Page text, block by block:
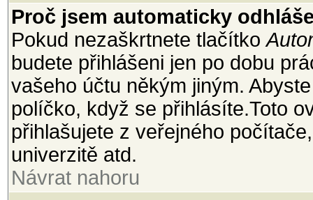
Proč jsem automaticky
Pokud nezaškrtnete tlačítko
budete přihlášeni jen po dobu
vašeho účtu někým jiným.
políčko, když se přihlásíte.Toto
přihlašujete z veřejného
univerzitě atd.
Návrat nahoru